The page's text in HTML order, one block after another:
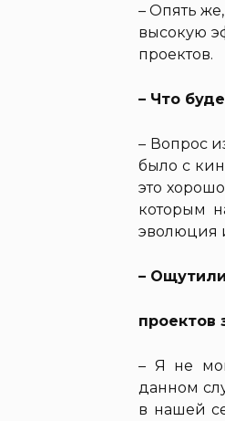
– Опять
высокую
проектов.
– Что
– Вопрос
было с
это
которым
эволюция
–
проектов
– Я не
данном
в нашей